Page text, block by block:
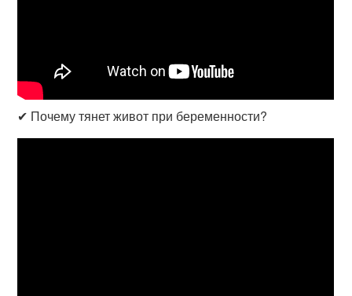
✔ Почему тянет живот при беременности?